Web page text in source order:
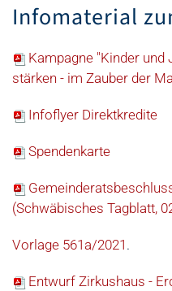
Infomaterial
Kampagne "Kinder und
stärken - im Zauber der
Infoflyer Direktkredite
Spendenkarte
(Schwäbisches Tagblatt,
Vorlage 561a/2021 .
Entwurf Zirkushaus -